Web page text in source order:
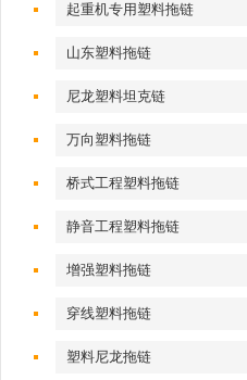
起重机专用塑料拖链
山东塑料拖链
尼龙塑料坦克链
万向塑料拖链
桥式工程塑料拖链
静音工程塑料拖链
增强塑料拖链
穿线塑料拖链
塑料尼龙拖链